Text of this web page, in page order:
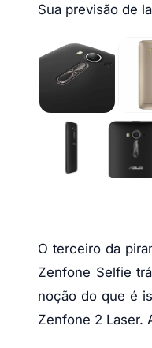
Sua previsão de
O terceiro da
Zenfone Selfie
noção do que é
Zenfone 2 Laser.